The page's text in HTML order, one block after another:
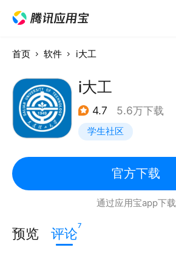
首页 软件 i大工
i大工
4.7 5.6万下载
学生社区
官方下载
通过应用宝app下载
预览 评论7